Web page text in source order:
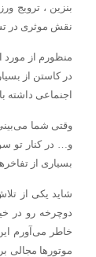
بنزین ، ترویج
نقش موثری در
منظورم از
در کاستن از
اجنماعی داشته
وقتی شما
و… در کنار تو
بسیاری از
شاید یکی از
دوچرخه رو در
خاطر می‌آورم
موتورها مجالی